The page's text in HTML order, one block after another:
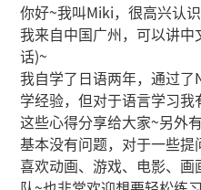
你好~我叫Miki，很高兴认识
我来自中国广州，可以讲
话)~
我自学了日语两年，通过
学经验，但对于语言学习
这些心得分享给大家~另外
基本没有问题，对于一些
喜欢动画、游戏、电影、